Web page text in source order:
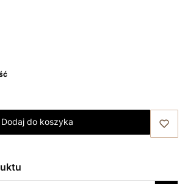
Dodaj do koszyka